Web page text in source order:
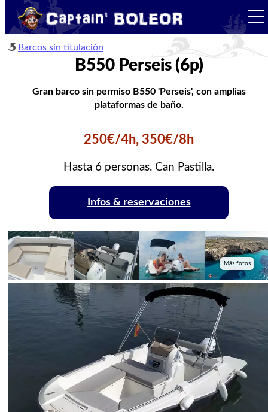
Barcos sin titulación
B550 Perseis (6p)
Gran barco sin permiso B550 'Perseis', con amplias
plataformas de baño.
250€/4h, 350€/8h
Hasta 6 personas. Can Pastilla.
Infos & reservaciones
Más fotos